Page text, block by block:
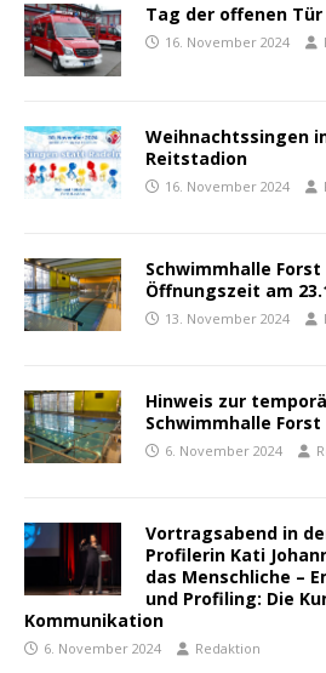
Tag der offenen
16. November 2024
Weihnachtssingen
Reitstadion
16. November 2024
Schwimmhalle
Öffnungszeit am
13. November 2024
Hinweis zur
Schwimmhalle
6. November 2024
Vortragsabend in
Profilerin Kati
das Menschliche –
und Profiling: Die
Kommunikation
6. November 2024 Redaktion